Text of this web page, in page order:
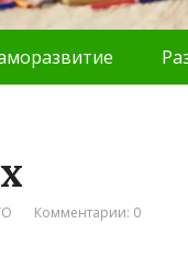
Комментарии: 0